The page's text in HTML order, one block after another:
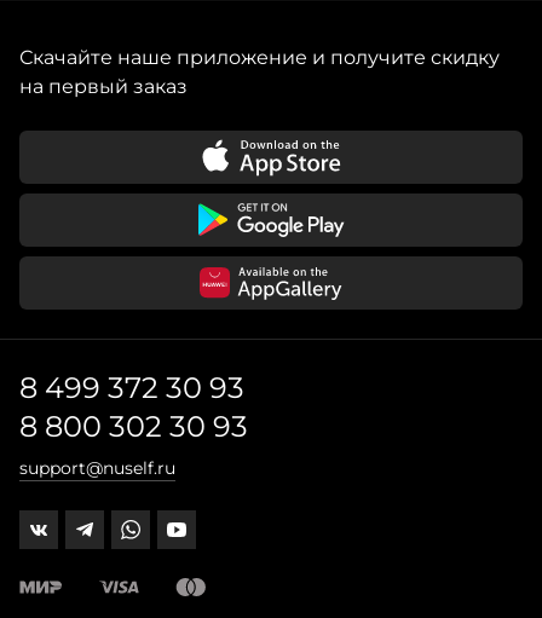
Скачайте наше приложение и получите скидку
на первый заказ
8 499 372 30 93
8 800 302 30 93
support@nuself.ru